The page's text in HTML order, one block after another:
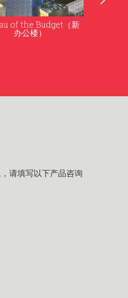
泰国橄榄球学校
请填写以下产品咨询